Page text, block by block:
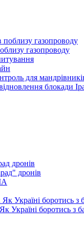
газопроводу
для мандрівників
блокади
дронів
Україні боротись з